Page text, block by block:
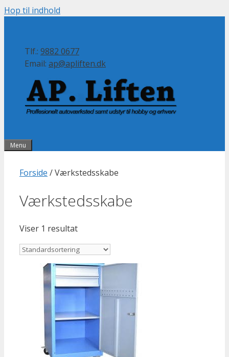
Hop til indhold
Tlf.: 9882 0677
Email: ap@apliften.dk
Menu
Forside / Værkstedsskabe
Værkstedsskabe
Viser 1 resultat